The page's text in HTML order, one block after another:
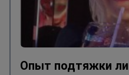
Опыт подтяжки